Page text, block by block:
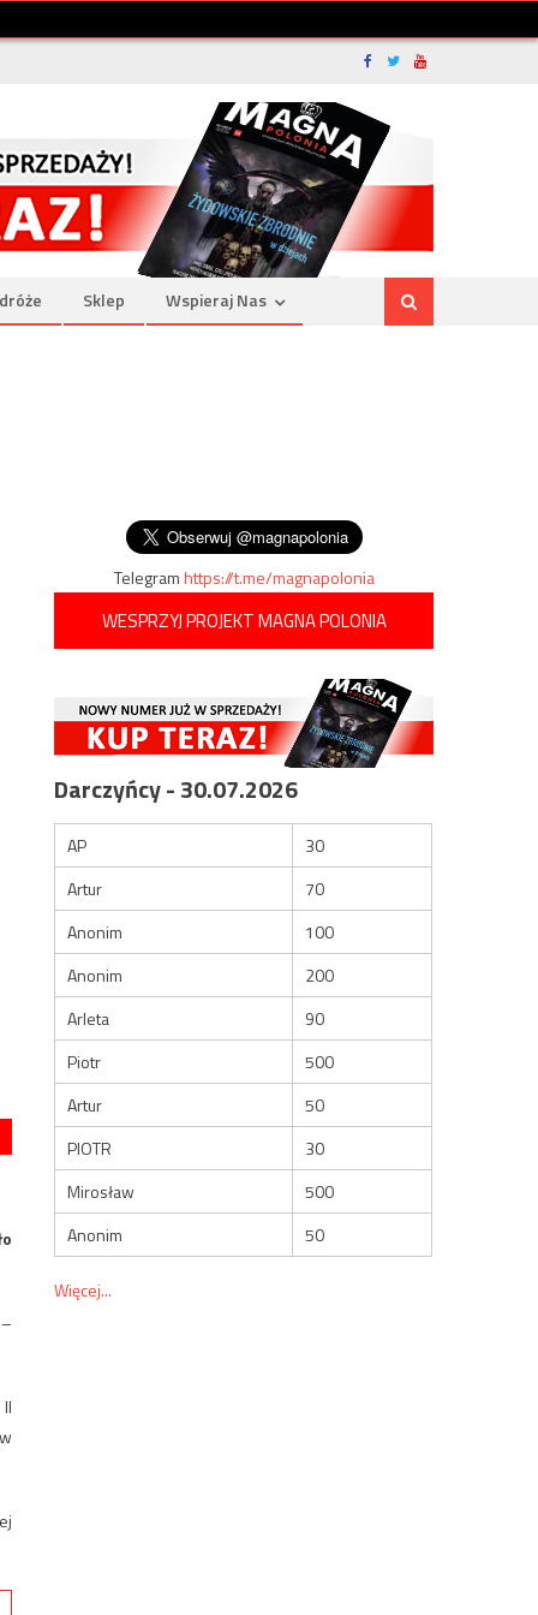
Sklep Wspieraj Nas
Telegramhttps://t.me/magnapolonia
WESPRZYJ PROJEKT MAGNA POLONIA
Darczyńcy - 30.07.2026
AP
30
Artur
70
Anonim
100
Anonim
200
Arleta
90
Piotr
500
Artur
50
PIOTR
30
Mirosław
500
Anonim
50
Więcej...